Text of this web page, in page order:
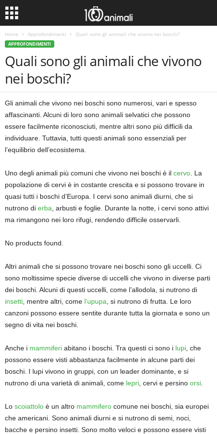
Home Approfondimenti Quali sono gli animali che vivono nei boschi?
APPROFONDIMENTI
Quali sono gli animali che vivono
nei boschi?
Gli animali che vivono nei boschi sono numerosi, vari e spesso
affascinanti. Alcuni di loro sono animali selvatici che possono
essere facilmente riconosciuti, mentre altri sono più difficili da
individuare. Tuttavia, tutti questi animali sono essenziali per
l’equilibrio dell’ecosistema.
Uno degli animali più comuni che vivono nei boschi è il cervo . La
popolazione di cervi è in costante crescita e si possono trovare in
quasi tutti i boschi d’Europa. I cervi sono animali diurni, che si
nutrono di erba , arbusti e foglie. Durante la notte, i cervi sono attivi
ma rimangono nei loro rifugi, rendendo difficile osservarli.
No products found.
Altri animali che si possono trovare nei boschi sono gli uccelli. Ci
sono moltissime specie diverse di uccelli che vivono in diverse parti
dei boschi. Alcuni di questi uccelli, come l’allodola, si nutrono di
insetti , mentre altri, come l’upupa , si nutrono di frutta. Le loro
canzoni possono essere sentite durante tutta la giornata e sono un
segno di vita nei boschi.
Anche i mammiferi abitano i boschi. Tra questi ci sono i lupi , che
possono essere visti abbastanza facilmente in alcune parti dei
boschi. I lupi vivono in gruppi, con un leader dominante, e si
nutrono di una varietà di animali, come lepri , cervi e persino orsi
Lo scoiattolo è un altro mammifero comune nei boschi, sia europei
che americani. Sono animali diurni e si nutrono di semi, noci,
bacche e persino insetti. Sono molto veloci e possono essere visti